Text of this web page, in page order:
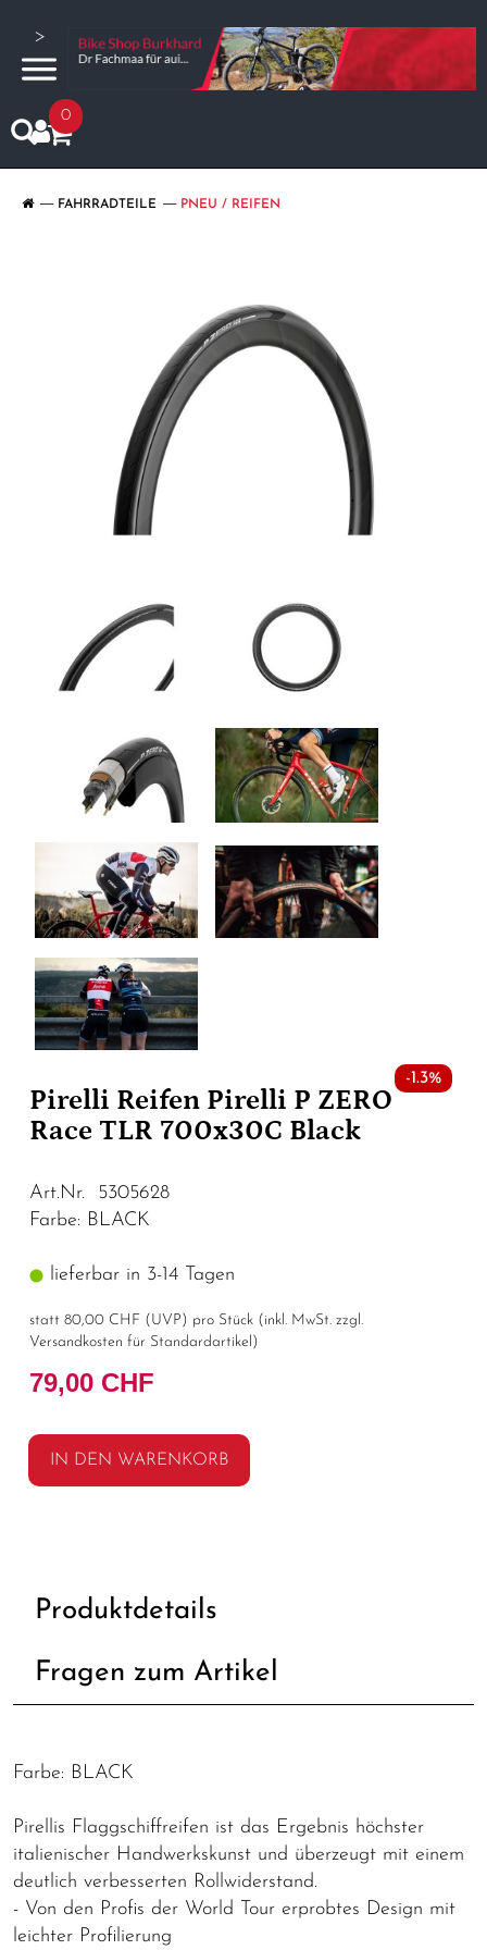
>
0
FAHRRADTEILE PNEU / REIFEN
-1.3%
Pirelli Reifen Pirelli P ZERO
Race TLR 700x30C Black
Art.Nr. 5305628
Farbe: BLACK
lieferbar in 3-14 Tagen
statt 80,00 CHF (UVP) pro Stück (inkl. MwSt. zzgl.
Versandkosten für Standardartikel )
79,00 CHF
IN DEN WARENKORB
Produktdetails
Fragen zum Artikel
Farbe: BLACK
Pirellis Flaggschiffreifen ist das Ergebnis höchster
italienischer Handwerkskunst und überzeugt mit einem
deutlich verbesserten Rollwiderstand.
- Von den Profis der World Tour erprobtes Design mit
leichter Profilierung